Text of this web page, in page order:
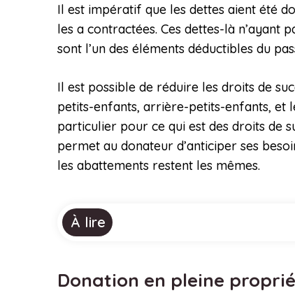
Il est impératif que les dettes aient été
les a contractées. Ces dettes-là n’ayant
sont l’un des éléments déductibles du
Il est possible de réduire les droits de
petits-enfants, arrière-petits-enfants, et
particulier pour ce qui est des droits de
permet au donateur d’anticiper ses
les abattements restent les mêmes.
À lire
Donation en pleine